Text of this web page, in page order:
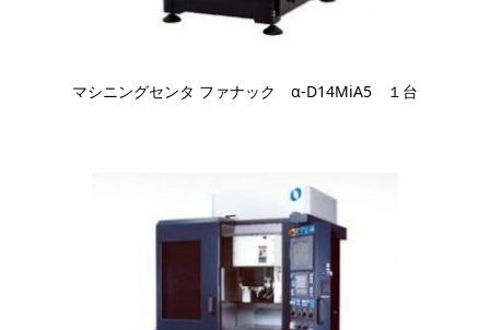
マシニングセンタ ファナック α-D14MiA5 １台